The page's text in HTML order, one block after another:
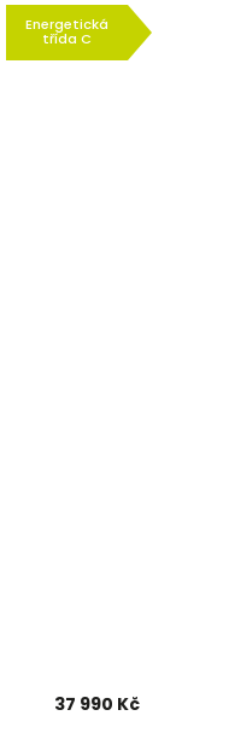
Energetická
třída C
37 990 Kč